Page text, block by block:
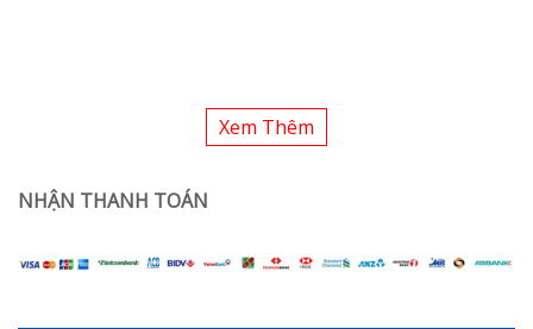
Xem Thêm
NHẬN THANH TOÁN